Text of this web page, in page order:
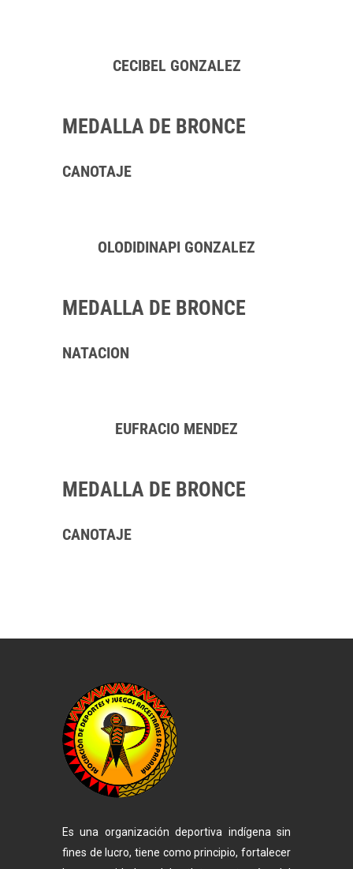
CECIBEL GONZALEZ
MEDALLA DE BRONCE
CANOTAJE
OLODIDINAPI GONZALEZ
MEDALLA DE BRONCE
NATACION
EUFRACIO MENDEZ
MEDALLA DE BRONCE
CANOTAJE
Es una organización deportiva indígena sin
fines de lucro, tiene como principio, fortalecer